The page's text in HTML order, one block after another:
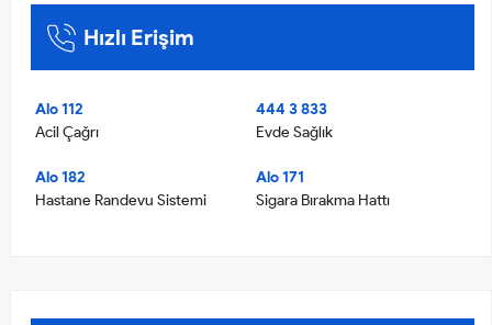
Hızlı Erişim
Alo 112
Acil Çağrı
444 3 833
Evde Sağlık
Alo 182
Hastane Randevu Sistemi
Alo 171
Sigara Bırakma Hattı